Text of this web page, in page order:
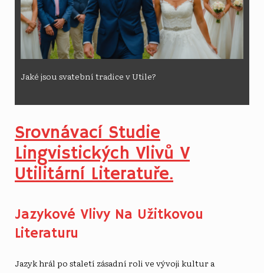
Jaké jsou svatební tradice v Utile?
Srovnávací Studie
Lingvistických Vlivů V
Utilitární Literatuře.
Jazykové Vlivy Na Užitkovou
Literaturu
Jazyk hrál po staletí zásadní roli ve vývoji kultur a